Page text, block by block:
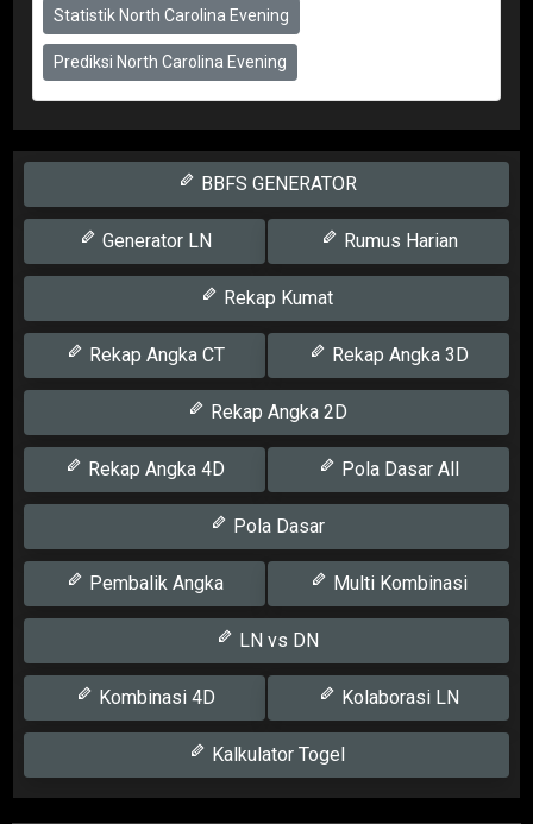
Statistik North Carolina Evening
Prediksi North Carolina Evening
BBFS GENERATOR
Generator LN Rumus Harian
Rekap Kumat
Rekap Angka CT Rekap Angka 3D
Rekap Angka 2D
Rekap Angka 4D Pola Dasar All
Pola Dasar
Pembalik Angka Multi Kombinasi
LN vs DN
Kombinasi 4D Kolaborasi LN
Kalkulator Togel